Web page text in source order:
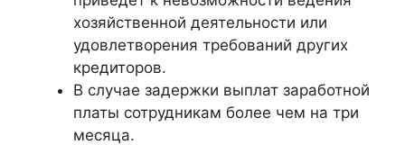
хозяйственной деятельности или
удовлетворения требований других
кредиторов.
В случае задержки выплат заработной
платы сотрудникам более чем на три
месяца.